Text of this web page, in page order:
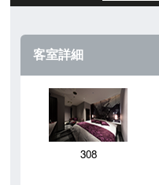
客室詳細
308